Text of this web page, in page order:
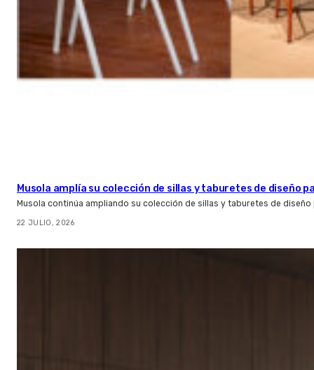
Musola amplía su colección de sillas y taburetes de diseño
Musola continúa ampliando su colección de sillas y taburetes de
22 JULIO, 2026